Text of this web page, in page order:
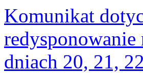
Komunikat
dniach 20, 21,